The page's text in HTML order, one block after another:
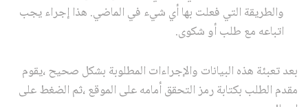
والطريقة التي فعلت بها أي شيء في الماضي. هذا إجراء يجب
اتباعه مع طلب أو شكوى.
بعد تعبئة هذه البيانات والإجراءات المطلوبة بشكل صحيح ،يقوم
مقدم الطلب بكتابة رمز التحقق أمامه على الموقع ،ثم الضغط على